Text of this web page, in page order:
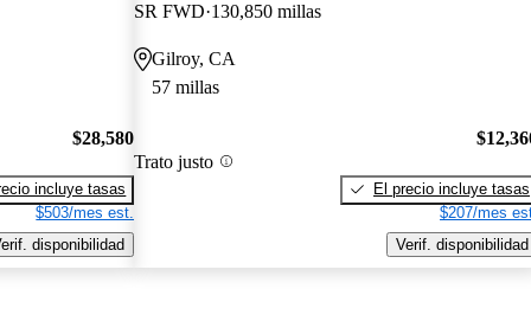
$28,580
incluye tasas
$503/mes est.
disponibilidad
SR FWD 130,850 millas
Gilroy, CA
57 millas
Trato justo
El precio incluye tasas
$207/mes
Verif. disponibilidad